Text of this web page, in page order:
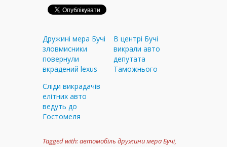
Дружині мера Бучі
зловмисники
повернули
вкрадений lexus
В центрі Бучі
викрали авто
депутата
Таможнього
Сліди викрадачів
елітних авто
ведуть до
Гостомеля
Tagged with:автомобіль дружини мера Бучі,